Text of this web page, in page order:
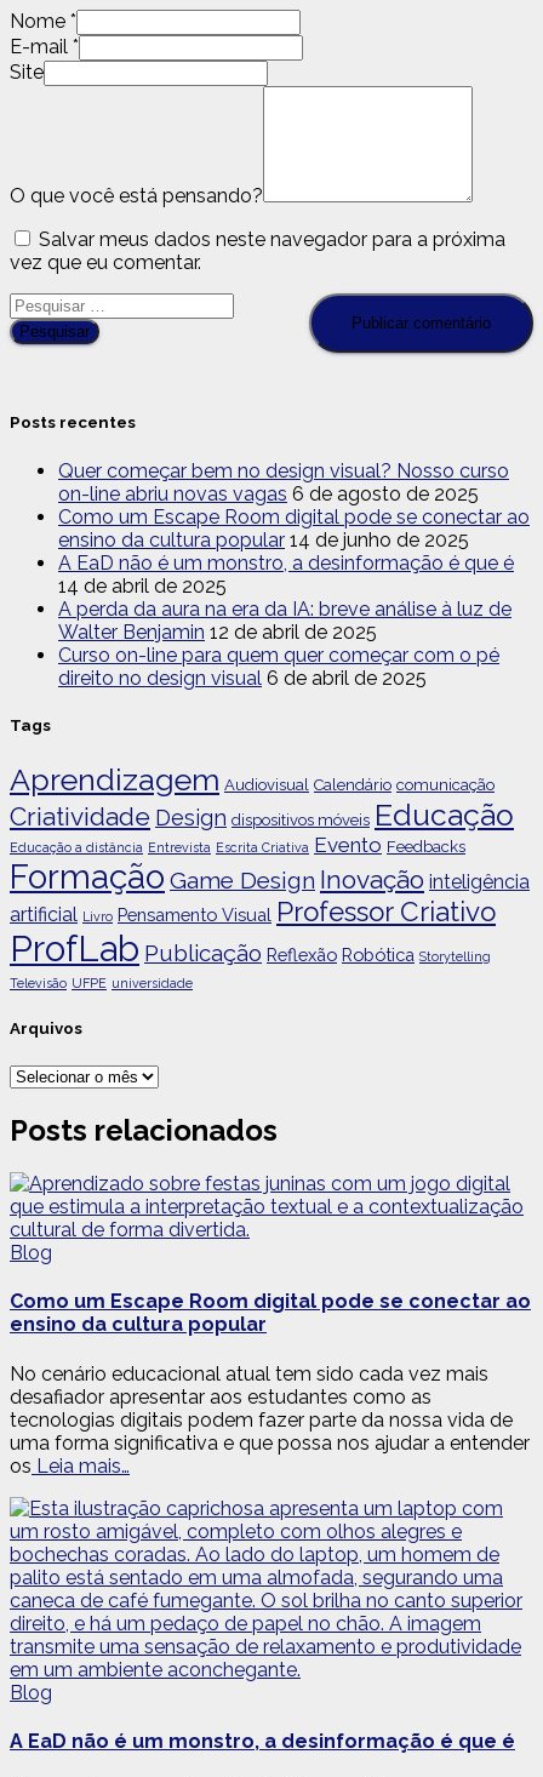
Nome *
E-mail *
Site
O que você está pensando?
Salvar meus dados neste navegador para a próxima
vez que eu comentar.
Pesquisar
por:
Posts recentes
Quer começar bem no design visual? Nosso curso
on-line abriu novas vagas 6 de agosto de 2025
Como um Escape Room digital pode se conectar ao
ensino da cultura popular 14 de junho de 2025
A EaD não é um monstro, a desinformação é que é
14 de abril de 2025
A perda da aura na era da IA: breve análise à luz de
Walter Benjamin 12 de abril de 2025
Curso on-line para quem quer começar com o pé
direito no design visual 6 de abril de 2025
Tags
Aprendizagem Audiovisual Calendário comunicação
Criatividade Design dispositivos móveis Educação
Educação a distância Entrevista Escrita Criativa Evento Feedbacks
Formação Game Design Inovação inteligência
artificial Livro Pensamento Visual Professor Criativo
ProfLab Publicação Reflexão Robótica Storytelling
Televisão UFPE universidade
Arquivos
Arquivos
Posts relacionados
Blog
Como um Escape Room digital pode se conectar ao
ensino da cultura popular
No cenário educacional atual tem sido cada vez mais
desafiador apresentar aos estudantes como as
tecnologias digitais podem fazer parte da nossa vida de
uma forma significativa e que possa nos ajudar a entender
os Leia mais…
Blog
A EaD não é um monstro, a desinformação é que é